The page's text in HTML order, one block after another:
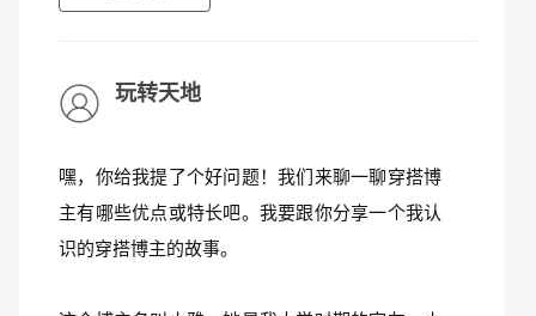
玩转天地
嘿，你给我提了个好问题！我们来聊一聊穿搭博
主有哪些优点或特长吧。我要跟你分享一个我认
识的穿搭博主的故事。